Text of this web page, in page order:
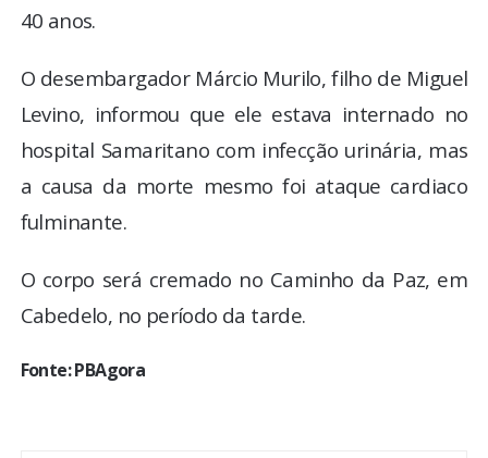
40 anos.
O desembargador Márcio Murilo, filho de Miguel
Levino, informou que ele estava internado no
hospital Samaritano com infecção urinária, mas
a causa da morte mesmo foi ataque cardiaco
fulminante.
O corpo será cremado no Caminho da Paz, em
Cabedelo, no período da tarde.
Fonte: PBAgora